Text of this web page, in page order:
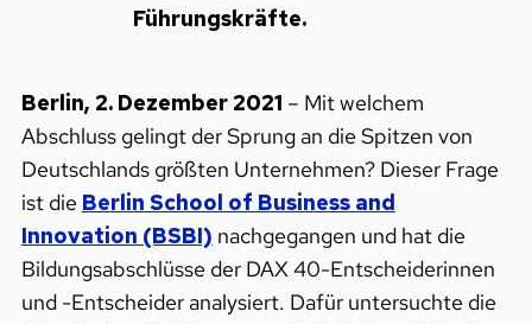
Führungskräfte.
Berlin, 2. Dezember 2021 – Mit welchem
Abschluss gelingt der Sprung an die Spitzen von
Deutschlands größten Unternehmen? Dieser Frage
ist die Berlin School of Business and
Innovation (BSBI) nachgegangen und hat die
Bildungsabschlüsse der DAX 40-Entscheiderinnen
und -Entscheider analysiert. Dafür untersuchte die